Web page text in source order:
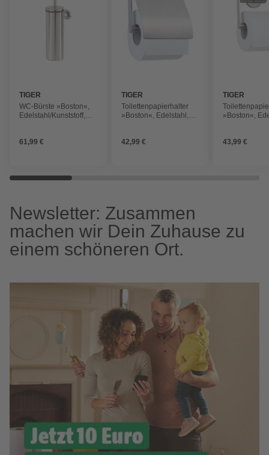
TIGER
WC-Bürste »Boston«,
Edelstahl/Kunststoff,
61,99 €
TIGER
Toilettenpapierhalter
»Boston«, Edelstahl,
42,99 €
TIGER
»Boston«,
43,99 €
Newsletter: Zusammen
machen wir Dein Zuhause zu
einem schöneren Ort.